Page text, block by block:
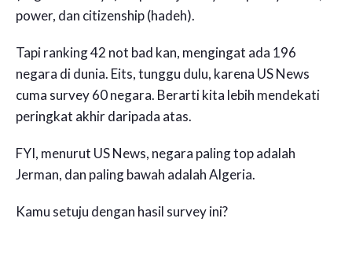
power, dan citizenship (hadeh).
Tapi ranking 42 not bad kan, mengingat ada 196
negara di dunia. Eits, tunggu dulu, karena US News
cuma survey 60 negara. Berarti kita lebih mendekati
peringkat akhir daripada atas.
FYI, menurut US News, negara paling top adalah
Jerman, dan paling bawah adalah Algeria.
Kamu setuju dengan hasil survey ini?